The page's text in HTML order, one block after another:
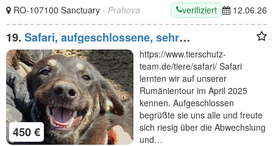
RO-107100 Sanctuary - Prahova verifiziert 12.06.26
19. Safari, aufgeschlossene, sehr
menschenbezogene Junghündin sucht liebe
Menschen, 1 Jahr, 49 cm
450 €
https://www.tierschutz-
team.de/tiere/safari/ Safari
lernten wir auf unserer
Rumänientour im April 2025
kennen. Aufgeschlossen
begrüßte sie uns alle und freute
sich riesig über die Abwechslung
und…